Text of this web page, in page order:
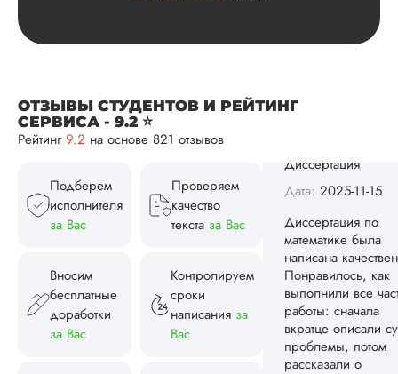
ОТЗЫВЫ СТУДЕНТОВ И РЕЙТИНГ
СЕРВИСА - 9.2 ⭐
Рейтинг 9.2 на основе 821 отзывов
Подберем
исполнителя
за Вас
Проверяем
качество
текста за Вас
Вносим
бесплатные
доработки
за Вас
Контролируем
сроки
написания за
Вас
Диссертация
Диссертация по
Понравилось, как
выполнили все
работы: сначала
проблемы, потом
рассказали о
методологии
исследования,
чего провели все
расчеты и
так, как указано в
индивидуа...